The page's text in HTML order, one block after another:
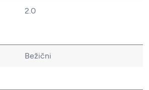
2.0
Bežični